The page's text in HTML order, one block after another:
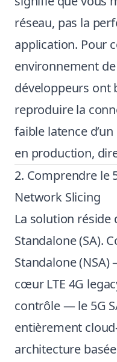
réseau, pas la
application. Pour
environnement
développeurs ont
reproduire la
faible latence
en production,
2. Comprendre le
Network Slicing
La solution réside
Standalone (SA).
Standalone (NSA)
cœur LTE 4G
contrôle — le 5G
entièrement
architecture